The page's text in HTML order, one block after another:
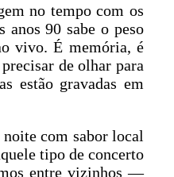
no tempo com os
90 sabe o peso
vivo. É memória, é
de olhar para
estão gravadas em
com sabor local
tipo de concerto
entre vizinhos —